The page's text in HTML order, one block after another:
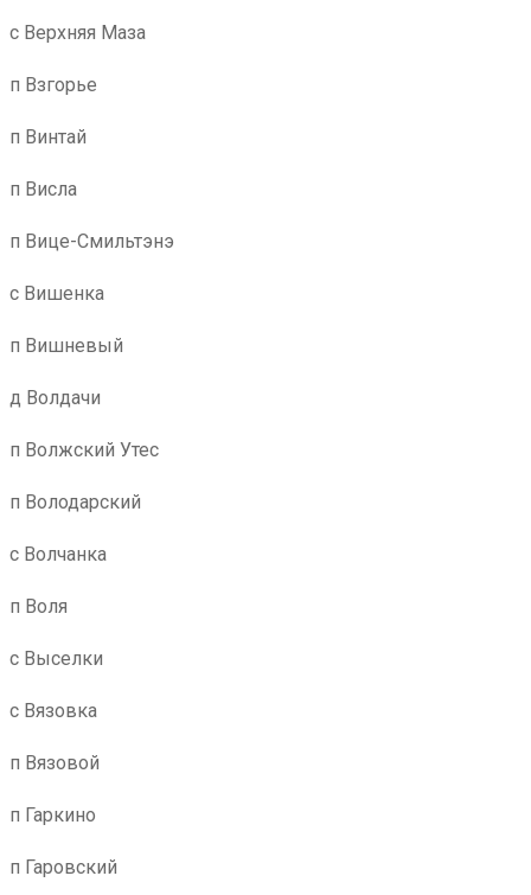
с Верхняя Маза
п Взгорье
п Винтай
п Висла
п Вице-Смильтэнэ
с Вишенка
п Вишневый
д Волдачи
п Волжский Утес
п Володарский
с Волчанка
п Воля
с Выселки
с Вязовка
п Вязовой
п Гаркино
п Гаровский